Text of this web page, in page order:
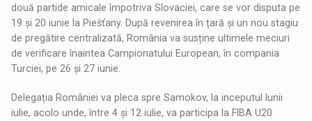
două partide amicale împotriva Slovaciei, care se vor disputa pe
19 și 20 iunie la Piešťany. După revenirea în țară și un nou stagiu
de pregătire centralizată, România va susține ultimele meciuri
de verificare înaintea Campionatului European, în compania
Turciei, pe 26 și 27 iunie.
Delegația României va pleca spre Samokov, la inceputul lunii
iulie, acolo unde, între 4 și 12 iulie, va participa la FIBA U20